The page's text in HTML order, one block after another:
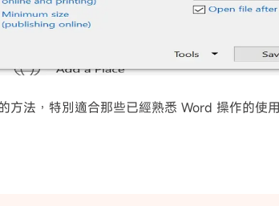
方法，特別適合那些已經熟悉 Word 操作的使